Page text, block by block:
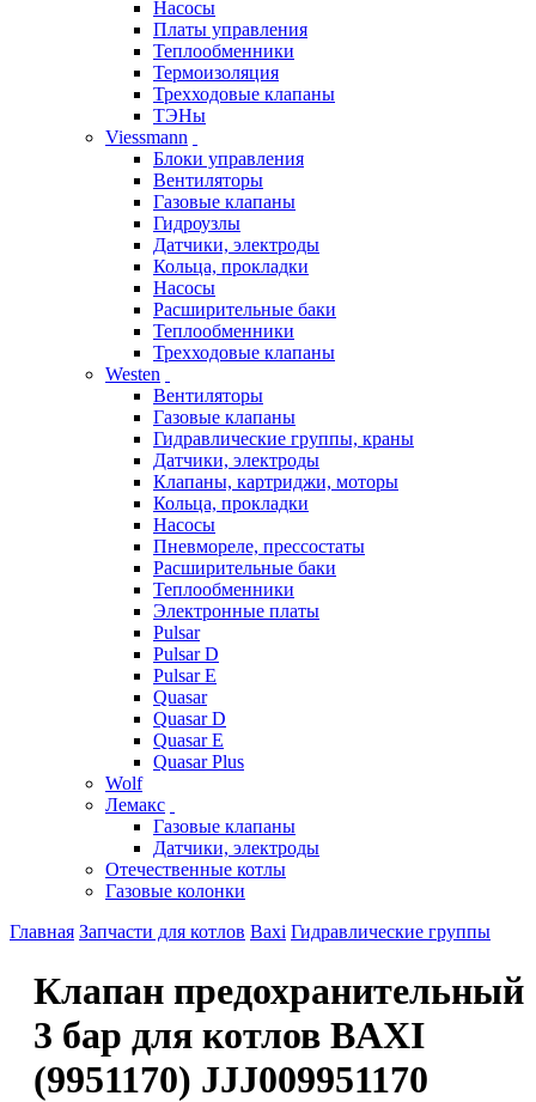
Насосы
Платы управления
Теплообменники
Термоизоляция
Трехходовые клапаны
ТЭНы
Viessmann
Блоки управления
Вентиляторы
Газовые клапаны
Гидроузлы
Датчики, электроды
Кольца, прокладки
Насосы
Расширительные баки
Теплообменники
Трехходовые клапаны
Westen
Вентиляторы
Газовые клапаны
Гидравлические группы, краны
Датчики, электроды
Клапаны, картриджи, моторы
Кольца, прокладки
Насосы
Пневмореле, прессостаты
Расширительные баки
Теплообменники
Электронные платы
Pulsar
Pulsar D
Pulsar E
Quasar
Quasar D
Quasar E
Quasar Plus
Wolf
Лемакс
Газовые клапаны
Датчики, электроды
Отечественные котлы
Газовые колонки
Главная Запчасти для котлов Baxi Гидравлические группы
Клапан предохранительный
3 бар для котлов BAXI
(9951170) JJJ009951170